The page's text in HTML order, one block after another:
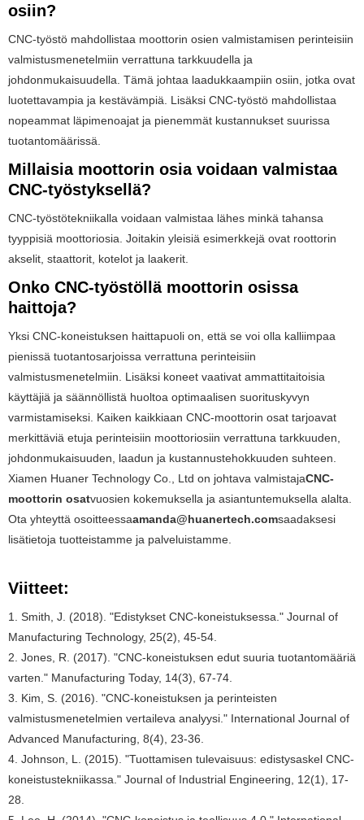
osiin?
CNC-työstö mahdollistaa moottorin osien valmistamisen perinteisiin
valmistusmenetelmiin verrattuna tarkkuudella ja
johdonmukaisuudella. Tämä johtaa laadukkaampiin osiin, jotka ovat
luotettavampia ja kestävämpiä. Lisäksi CNC-työstö mahdollistaa
nopeammat läpimenoajat ja pienemmät kustannukset suurissa
tuotantomäärissä.
Millaisia ​​moottorin osia voidaan valmistaa
CNC-työstyksellä?
CNC-työstötekniikalla voidaan valmistaa lähes minkä tahansa
tyyppisiä moottoriosia. Joitakin yleisiä esimerkkejä ovat roottorin
akselit, staattorit, kotelot ja laakerit.
Onko CNC-työstöllä moottorin osissa
haittoja?
Yksi CNC-koneistuksen haittapuoli on, että se voi olla kalliimpaa
pienissä tuotantosarjoissa verrattuna perinteisiin
valmistusmenetelmiin. Lisäksi koneet vaativat ammattitaitoisia
käyttäjiä ja säännöllistä huoltoa optimaalisen suorituskyvyn
varmistamiseksi. Kaiken kaikkiaan CNC-moottorin osat tarjoavat
merkittäviä etuja perinteisiin moottoriosiin verrattuna tarkkuuden,
johdonmukaisuuden, laadun ja kustannustehokkuuden suhteen.
Xiamen Huaner Technology Co., Ltd on johtava valmistajaCNC-
moottorin osatvuosien kokemuksella ja asiantuntemuksella alalta.
Ota yhteyttä osoitteessaamanda@huanertech.comsaadaksesi
lisätietoja tuotteistamme ja palveluistamme.
Viitteet:
1. Smith, J. (2018). "Edistykset CNC-koneistuksessa." Journal of
Manufacturing Technology, 25(2), 45-54.
2. Jones, R. (2017). "CNC-koneistuksen edut suuria tuotantomääriä
varten." Manufacturing Today, 14(3), 67-74.
3. Kim, S. (2016). "CNC-koneistuksen ja perinteisten
valmistusmenetelmien vertaileva analyysi." International Journal of
Advanced Manufacturing, 8(4), 23-36.
4. Johnson, L. (2015). "Tuottamisen tulevaisuus: edistysaskel CNC-
koneistustekniikassa." Journal of Industrial Engineering, 12(1), 17-
28.